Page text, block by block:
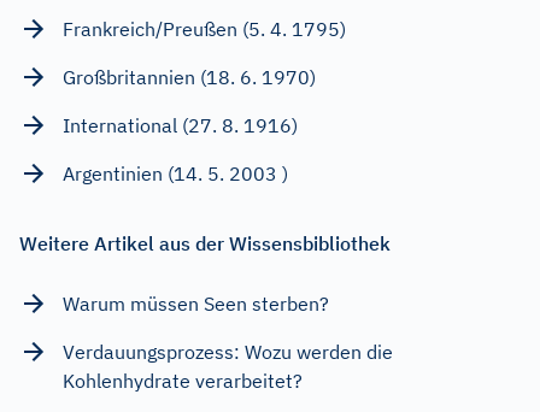
Frankreich/Preußen (5. 4. 1795)
Großbritannien (18. 6. 1970)
International (27. 8. 1916)
Argentinien (14. 5. 2003 )
Weitere Artikel aus der Wissensbibliothek
Warum müssen Seen sterben?
Verdauungsprozess: Wozu werden die
Kohlenhydrate verarbeitet?